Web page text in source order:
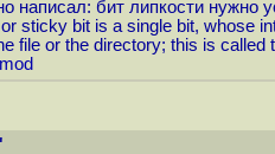
написал: бит липкости
sticky bit is a single bit, whose
file or the directory; this is